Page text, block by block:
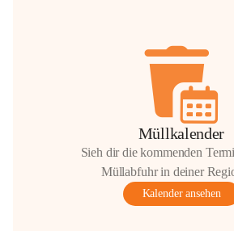
Müllkalender
Sieh dir die kommenden
Müllabfuhr in deiner
Kalender ansehen